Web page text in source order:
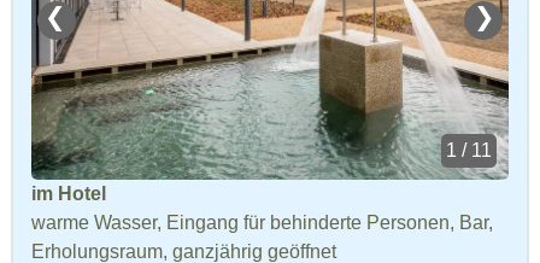
❮ ❯
1 / 11
im Hotel
warme Wasser, Eingang für behinderte Personen, Bar,
Erholungsraum, ganzjährig geöffnet